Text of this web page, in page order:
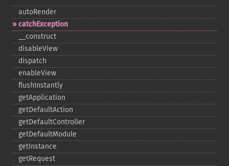
autoRender
catchException
_​_​construct
disableView
dispatch
enableView
flushInstantly
getApplication
getDefaultAction
getDefaultController
getDefaultModule
getInstance
getRequest